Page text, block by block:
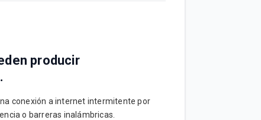
producir
conexión a internet intermitente por
o barreras inalámbricas.